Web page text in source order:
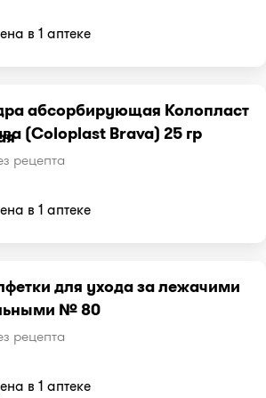
в 1 аптеке
абсорбирующая Колопласт
(Coloplast Brava) 25 гр
рецепта
в 1 аптеке
для ухода за лежачими
№ 80
рецепта
в 1 аптеке